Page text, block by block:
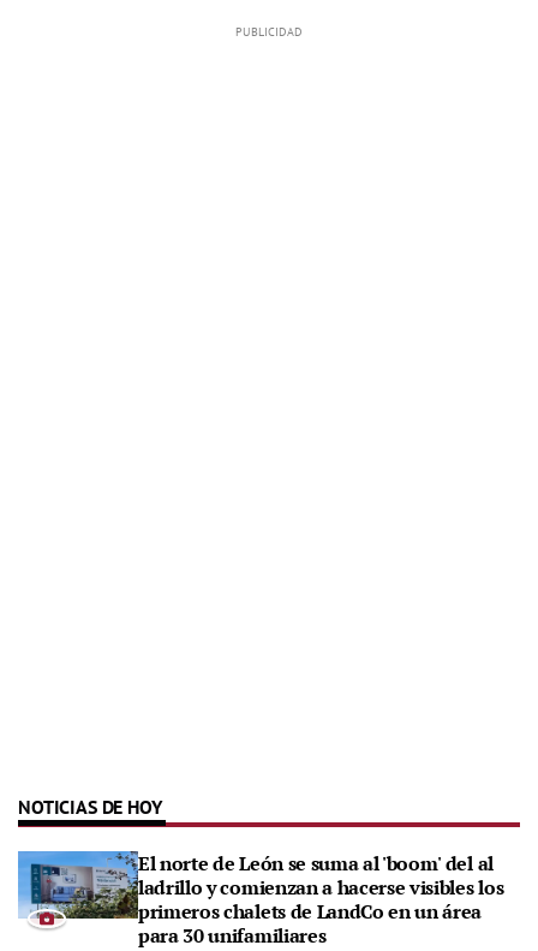
NOTICIAS DE HOY
El norte de León se suma al 'boom' del al
ladrillo y comienzan a hacerse visibles los
primeros chalets de LandCo en un área
para 30 unifamiliares